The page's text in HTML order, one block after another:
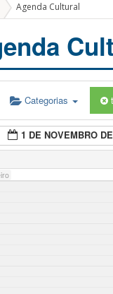
Agenda Cultural
Categorias
1 DE NOVEMBRO